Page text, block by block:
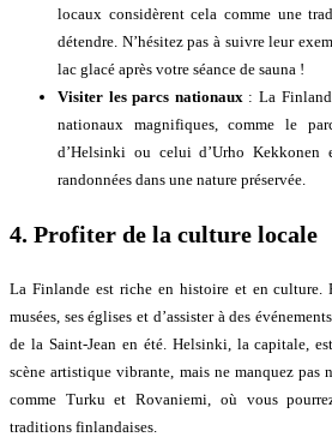
locaux considèrent cela comme une
détendre. N’hésitez pas à suivre leur
lac glacé après votre séance de sauna !
Visiter les parcs nationaux: La
nationaux magnifiques, comme le
d’Helsinki ou celui d’Urho Kekkonen
randonnées dans une nature préservée.
4. Profiter de la culture locale
La Finlande est riche en histoire et en culture.
musées, ses églises et d’assister à des
de la Saint-Jean en été. Helsinki, la capitale,
scène artistique vibrante, mais ne manquez pas
comme Turku et Rovaniemi, où vous
traditions finlandaises.